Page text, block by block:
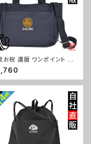
お祝 還暦 ワンポイント 刺
ート ショルダーバッグ カジ
ル 軽量 レディース メンズ
グッズ 自社ブランド 柄 丸
蔦 桐 ロゴ スカル ori-a-b
b07-s